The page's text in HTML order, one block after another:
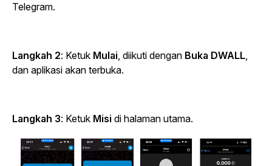
Telegram.
Langkah 2: Ketuk Mulai, diikuti dengan Buka DWALL,
dan aplikasi akan terbuka.
Langkah 3: Ketuk Misi di halaman utama.